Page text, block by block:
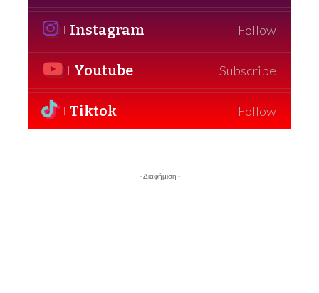
Instagram Follow
Youtube Subscribe
Tiktok Follow
- Διαφήμιση -